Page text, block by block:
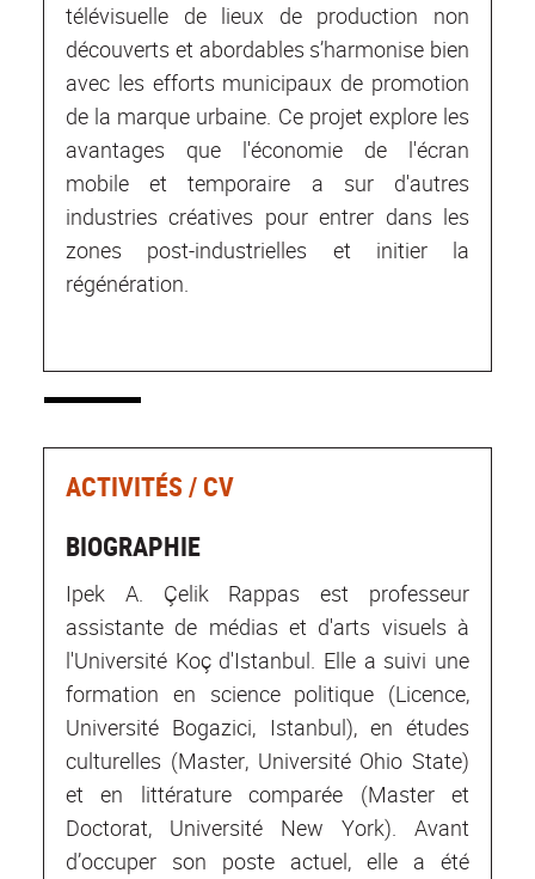
télévisuelle de lieux de production non
découverts et abordables s’harmonise bien
avec les efforts municipaux de promotion
de la marque urbaine. Ce projet explore les
avantages que l'économie de l'écran
mobile et temporaire a sur d'autres
industries créatives pour entrer dans les
zones post-industrielles et initier la
régénération.
ACTIVITÉS / CV
BIOGRAPHIE
Ipek A. Çelik Rappas est professeur
assistante de médias et d'arts visuels à
l'Université Koç d'Istanbul. Elle a suivi une
formation en science politique (Licence,
Université Bogazici, Istanbul), en études
culturelles (Master, Université Ohio State)
et en littérature comparée (Master et
Doctorat, Université New York). Avant
d’occuper son poste actuel, elle a été